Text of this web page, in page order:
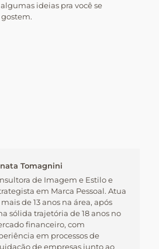
ideias pra você se
Tomagnini
de Imagem e Estilo e
em Marca Pessoal. Atua
de 13 anos na área, após
sólida trajetória de 18 anos no
financeiro, com
em processos de
de empresas junto ao